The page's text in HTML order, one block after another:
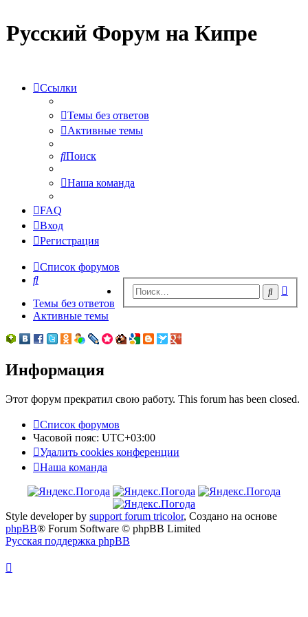
Русский Форум на Кипре
Ссылки
Темы без ответов
Активные темы
Поиск
Наша команда
FAQ
Вход
Регистрация
Список форумов
Поиск
Поиск
Темы без ответов
Активные темы
Информация
Этот форум прекратил свою работу. This forum has been closed.
Список форумов
Часовой пояс: UTC+03:00
Удалить cookies конференции
Наша команда
Style developer by support forum tricolor, Создано на основе
phpBB® Forum Software © phpBB Limited
Русская поддержка phpBB